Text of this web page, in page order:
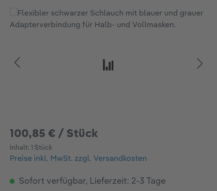
Bildergalerie überspringen
100,85 € / Stück
Inhalt: 1 Stück
Preise inkl. MwSt. zzgl. Versandkosten
Sofort verfügbar, Lieferzeit: 2-3 Tage